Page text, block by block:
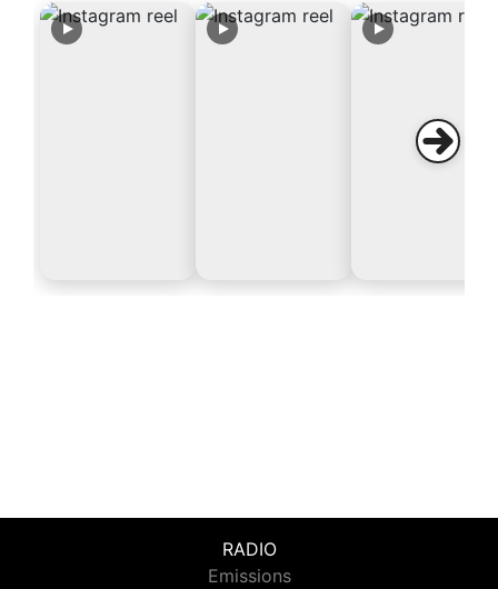
RADIO
Emissions